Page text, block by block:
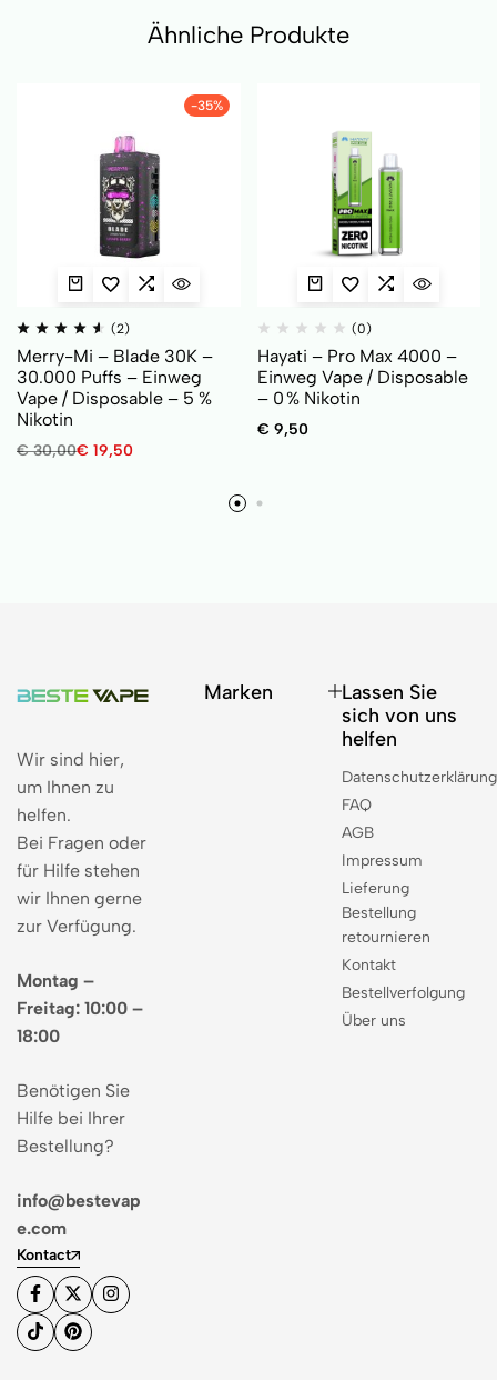
Ähnliche Produkte
-35%
(2)
Merry-Mi – Blade 30K –
30.000 Puffs – Einweg
Vape / Disposable – 5 %
Nikotin
€30,00€ 19,50
(0)
Hayati – Pro Max 4000 –
Einweg Vape / Disposable
– 0 % Nikotin
€ 9,50
Wir sind hier,
um Ihnen zu
helfen.
Bei Fragen oder
für Hilfe stehen
wir Ihnen gerne
zur Verfügung.
Montag –
Freitag: 10:00 –
18:00
Benötigen Sie
Hilfe bei Ihrer
Bestellung?
info@bestevap
e.com
Kontact
Marken
Lassen Sie
sich von uns
helfen
Datenschutzerklärung
FAQ
AGB
Impressum
Lieferung
Bestellung
retournieren
Kontakt
Bestellverfolgung
Über uns